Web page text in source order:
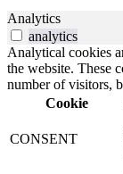
Analytics
analytics
Analytical cookies
the website. These
number of visitors,
Cookie
CONSENT